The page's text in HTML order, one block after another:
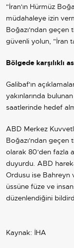
"İran'ın Hürmüz
müdahaleye izin
Boğazı'ndan geçen
güvenli yolun, "İran
Bölgede karşılıklı
Galibaf'ın
yakınlarında
saatlerinde hedef
ABD Merkez
Boğazı'ndan geçen
olarak 80'den fazla
duyurdu. ABD
Ordusu ise Bahreyn
üssüne füze ve
düzenlendiğini
Kaynak: İHA